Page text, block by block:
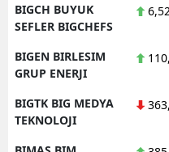
BIGCH BUYUK
SEFLER BIGCHEFS
6,52
BIGEN BIRLESIM
GRUP ENERJI
BIGTK BIG MEDYA
TEKNOLOJI